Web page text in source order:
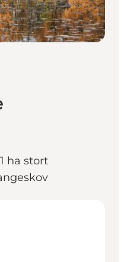
ha stort